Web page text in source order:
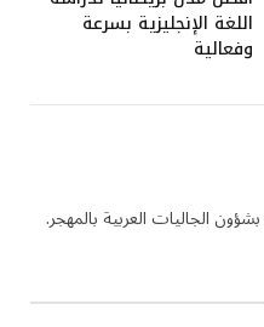
اللغة الإنجليزية بسرعة
وفعالية
الجاليات العربية بالمهجر.